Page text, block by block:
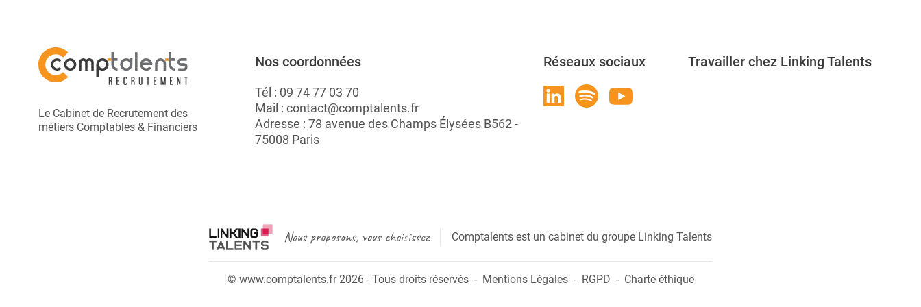
Le Cabinet de Recrutement des
métiers Comptables & Financiers
Nos coordonnées
Tél : 09 74 77 03 70
Mail : contact@comptalents.fr
Adresse : 78 avenue des Champs Élysées B562 -
75008 Paris
Réseaux sociaux Travailler chez Linking Talents
Nous proposons, vous choisissez Comptalents est un cabinet du groupe Linking Talents
© www.comptalents.fr 2026 - Tous droits réservés Mentions Légales RGPD Charte éthique